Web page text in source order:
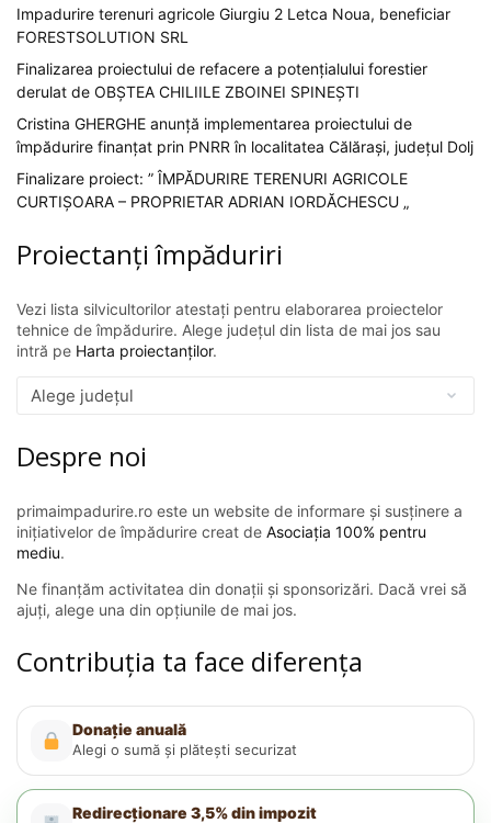
Impadurire terenuri agricole Giurgiu 2 Letca Noua, beneficiar
FORESTSOLUTION SRL
Finalizarea proiectului de refacere a potențialului forestier
derulat de OBȘTEA CHILIILE ZBOINEI SPINEȘTI
Cristina GHERGHE anunță implementarea proiectului de
împădurire finanțat prin PNRR în localitatea Călărași, județul Dolj
Finalizare proiect: ” ÎMPĂDURIRE TERENURI AGRICOLE
CURTIȘOARA – PROPRIETAR ADRIAN IORDĂCHESCU „
Proiectanți împăduriri
Vezi lista silvicultorilor atestați pentru elaborarea proiectelor
tehnice de împădurire. Alege județul din lista de mai jos sau
intră pe Harta proiectanților.
Despre noi
primaimpadurire.ro este un website de informare și susținere a
inițiativelor de împădurire creat de Asociația 100% pentru
mediu.
Ne finanțăm activitatea din donații și sponsorizări. Dacă vrei să
ajuți, alege una din opțiunile de mai jos.
Contribuția ta face diferența
Donație anuală
Alegi o sumă și plătești securizat
Redirecționare 3,5% din impozit